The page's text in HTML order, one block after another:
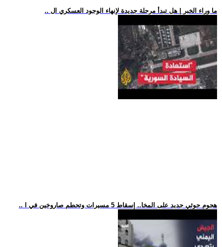
.. ما وراء الخبر | هل تبدأ مرحلة جديدة لإنهاء الوجود العسكري ال
.. هجوم حوثي جديد على المخا.. إسقاط 5 مسيرات وتحطم صاروخين في ا